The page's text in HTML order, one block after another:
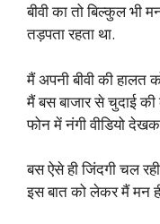
बीवी का तो बिल्कुल भी
तड़पता रहता था.
मैं अपनी बीवी की हालत
मैं बस बाजार से चुदाई की
फोन में नंगी वीडियो
बस ऐसे ही जिंदगी चल
इस बात को लेकर मैं मन